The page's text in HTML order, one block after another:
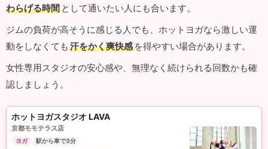
わらげる時間 として通いたい人にも合います。
ジムの負荷が高そうに感じる人でも、ホットヨガなら激しい運
動をしなくても 汗をかく爽快感 を得やすい場合があります。
女性専用スタジオの安心感や、無理なく続けられる回数かも確
認しましょう。
ホットヨガスタジオ LAVA
京都モモテラス店
ヨガ
駅から車で3分